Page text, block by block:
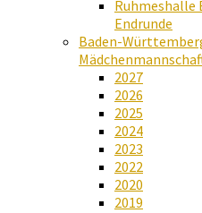
Ruhmeshalle
Endrunde
Baden-
2027
2026
2025
2024
2023
2022
2020
2019